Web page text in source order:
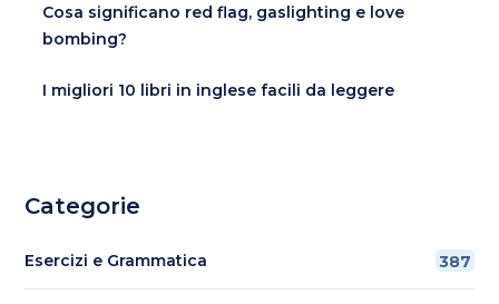
Cosa significano red flag, gaslighting e love
bombing?
I migliori 10 libri in inglese facili da leggere
Categorie
Esercizi e Grammatica 387